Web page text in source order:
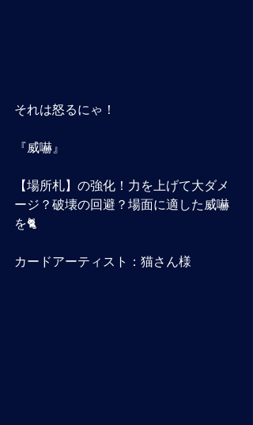
それは怒るにゃ！
『威嚇』
【場所札】の強化！力を上げて大ダメ
ージ？破壊の回避？場面に適した威嚇
を🐈
カードアーティスト：猫さん様